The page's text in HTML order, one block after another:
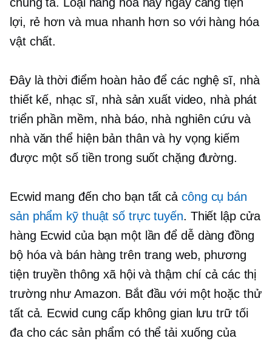
lợi, rẻ hơn và mua nhanh hơn so với hàng hóa
vật chất.
Đây là thời điểm hoàn hảo để các nghệ sĩ, nhà
thiết kế, nhạc sĩ, nhà sản xuất video, nhà phát
triển phần mềm, nhà báo, nhà nghiên cứu và
nhà văn thể hiện bản thân và hy vọng kiếm
được một số tiền trong suốt chặng đường.
Ecwid mang đến cho bạn tất cả công cụ bán
sản phẩm kỹ thuật số trực tuyến. Thiết lập cửa
hàng Ecwid của bạn một lần để dễ dàng đồng
bộ hóa và bán hàng trên trang web, phương
tiện truyền thông xã hội và thậm chí cả các thị
trường như Amazon. Bắt đầu với một hoặc thử
tất cả. Ecwid cung cấp không gian lưu trữ tối
đa cho các sản phẩm có thể tải xuống của